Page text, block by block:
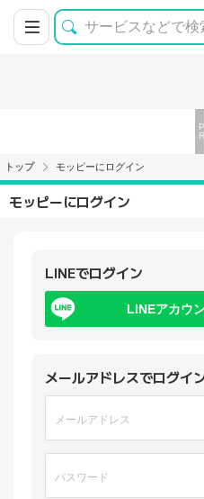
トップ モッピーにログイン
モッピーにログイン
LINEでログイン
LINEアカウ
メールアドレスでログイ